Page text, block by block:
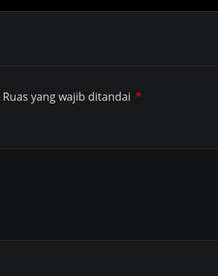
Ruas yang wajib ditandai *